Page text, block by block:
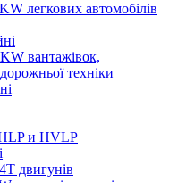
легкових автомобілів
вантажівок,
техніки
HLP и HVLP
двигунів